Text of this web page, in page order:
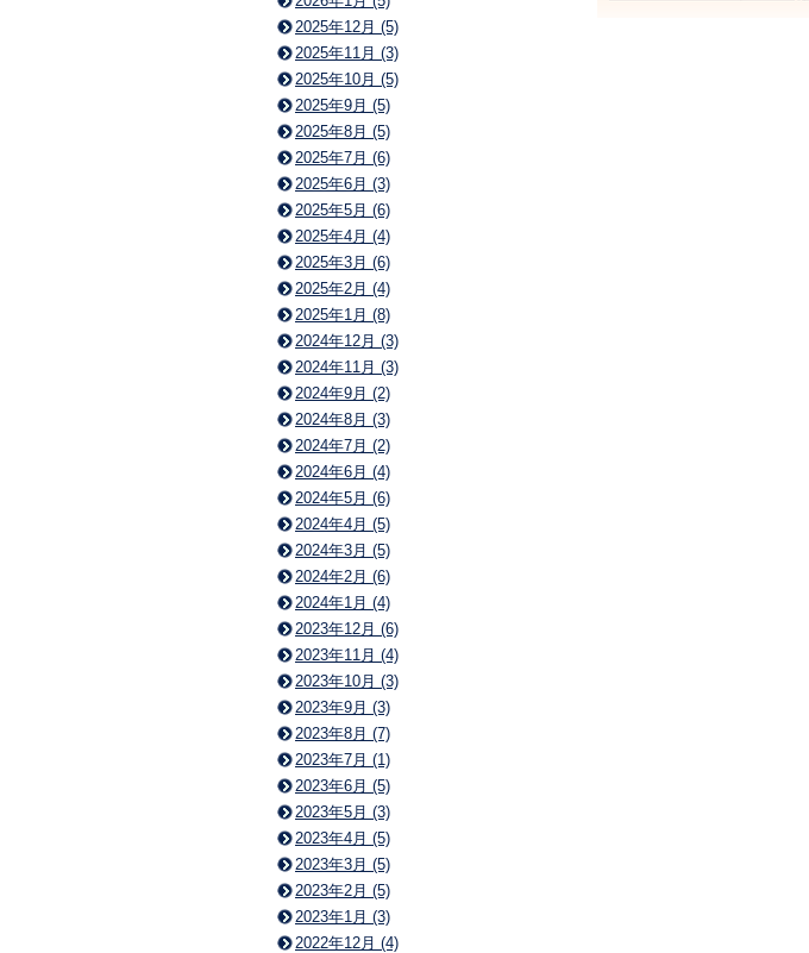
2025年12月 (5)
2025年11月 (3)
2025年10月 (5)
2025年9月 (5)
2025年8月 (5)
2025年7月 (6)
2025年6月 (3)
2025年5月 (6)
2025年4月 (4)
2025年3月 (6)
2025年2月 (4)
2025年1月 (8)
2024年12月 (3)
2024年11月 (3)
2024年9月 (2)
2024年8月 (3)
2024年7月 (2)
2024年6月 (4)
2024年5月 (6)
2024年4月 (5)
2024年3月 (5)
2024年2月 (6)
2024年1月 (4)
2023年12月 (6)
2023年11月 (4)
2023年10月 (3)
2023年9月 (3)
2023年8月 (7)
2023年7月 (1)
2023年6月 (5)
2023年5月 (3)
2023年4月 (5)
2023年3月 (5)
2023年2月 (5)
2023年1月 (3)
2022年12月 (4)